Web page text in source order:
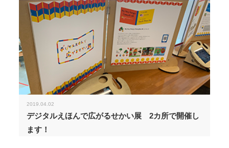
2019.04.02
デジタルえほんで広がるせかい展 2カ所で開催し
ます！